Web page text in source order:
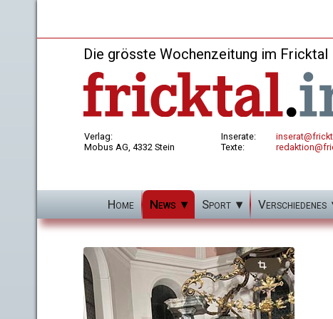
Die grösste Wochenzeitung im Fricktal
Verlag:
Mobus AG, 4332 Stein
Inserate:
Texte:
Home News Sport Verschiedenes